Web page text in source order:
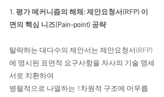
1. 평가 메커니즘의 해체: 제안요청서(RFP) 이
면의 핵심 니즈(Pain-point) 공략
탈락하는 대다수의 제안서는 제안요청서(RFP)
에 명시된 표면적 요구사항을 자사의 기술 명세
서로 치환하여
병렬적으로 나열하는 1차원적 구조에 머무릅